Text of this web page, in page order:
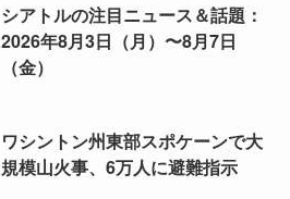
シアトルの注目ニュース＆話題：
2026年8月3日（月）〜8月7日
（金）
ワシントン州東部スポケーンで大
規模山火事、6万人に避難指示